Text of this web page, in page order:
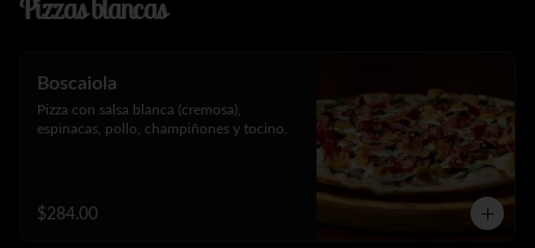
Pizzas blancas
Boscaiola
Pizza con salsa blanca (cremosa),
espinacas, pollo, champiñones y tocino.
$284.00